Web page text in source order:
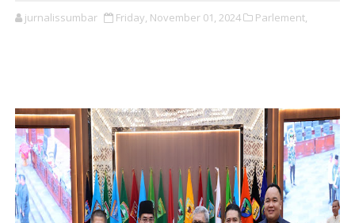
jurnalissumbar Friday, November 01, 2024 Parlement,